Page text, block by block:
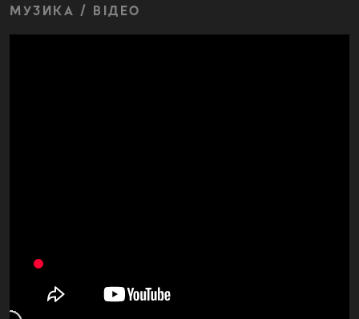
МУЗИКА / ВІДЕО